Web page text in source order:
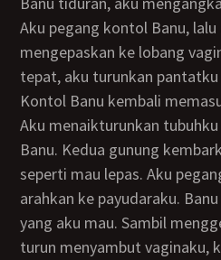
Aku pegang kontol Banu,
mengepaskan ke lobang
tepat, aku turunkan
Kontol Banu kembali
Aku menaikturunkan tubuhku untuk mengocok kontol
Banu. Kedua gunung
seperti mau lepas. Aku
arahkan ke payudaraku.
yang aku mau. Sambil
turun menyambut vaginaku,